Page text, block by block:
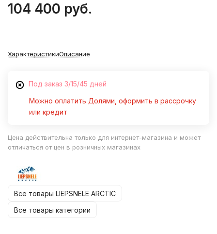
104 400 руб.
ХарактеристикиОписание
Под заказ 3/15/45 дней
Можно оплатить Долями, оформить в рассрочку
или кредит
Цена действительна только для интернет-магазина и может
отличаться от цен в розничных магазинах
Все товары LIEPSNELE ARCTIC
Все товары категории